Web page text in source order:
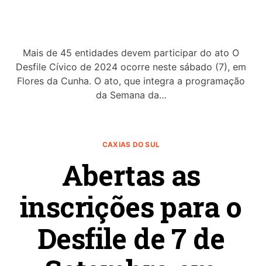
Mais de 45 entidades devem participar do ato O
Desfile Cívico de 2024 ocorre neste sábado (7), em
Flores da Cunha. O ato, que integra a programação
da Semana da…
CAXIAS DO SUL
Abertas as
inscrições para o
Desfile de 7 de